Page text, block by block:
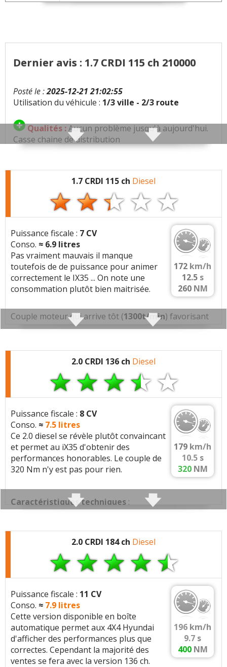
Dernier avis : 1.7 CRDI 115 ch 210000
Posté le :2025-12-21 21:02:55
Utilisation du véhicule : 1/3 ville - 2/3 route
Qualités :Aucun problème jusqu'à aujourd'hui.
Casse chaine de distribution
Consommation moyenne :
Problèmes rencontrés :Casse chaine de
distribution à 210000km
Note :/20
Commenter cet avis
1.7 CRDI 115 ch Diesel
172 km/h
12.5 s
260 NM
Puissance fiscale : 7 CV
Conso. ≈ 6.9 litres
Pas vraiment mauvais il manque
toutefois de de puissance pour animer
correctement le IX35 ... On note une
consommation plutôt bien maitrisée.
Couple moteur qui arrive tôt (1300t/min) favorisant
une consommation réduite.
4 cylindres(1685 cc)
Moteur:1.7 crdi 115 D4FD
Performances:115 ch a 4000 tr/min, 260 Nm a
1300 tr/min
Carburation:Diesel
Cylindree:1685 cm3
Architecture:4 cylindres, 4 soupapes/cyl, En
Injection:Injection directe, 1600 bars,
Injecteurs solenoides, Rampe commune
Suralimentation:1 turbo(s), Turbo a geometrie
variable (VGT)
Distribution: Courroie sèche
Arbres a cames:Double ACT (liaison entre
arbres à c.)
Normes: Euro 5
EGR:EGR haute pression (HP)
FAP:oui
Volant moteur:bimasse
2.0 CRDI 136 ch Diesel
179 km/h
10.5 s
320 NM
Puissance fiscale : 8 CV
Conso. ≈ 7.5 litres
Ce 2.0 diesel se révèle plutôt convaincant
et permet au iX35 d'obtenir des
performances honorables. Le couple de
320 Nm n'y est pas pour rien.
Caractéristiques techniques :
4 cylindres(1995 cc)
2.0 crdi 136 D4HA
Performances:136 ch a 4000 tr/min, 320 Nm a
2000 tr/min
Carburation: Diesel
Cylindree:1995 cm3
Architecture:4 cylindres, 4 soupapes/cyl, En
ligne
Injection:Injection directe, 1600 bars,
Injecteurs solenoides, Rampe commune
2.0 CRDI 184 ch Diesel
196 km/h
9.7 s
400 NM
Puissance fiscale : 11 CV
Conso. ≈ 7.9 litres
Cette version disponible en boîte
automatique permet aux 4X4 Hyundai
d'afficher des performances plus que
correctes. Cependant la majorité des
ventes se fera avec la version 136 ch.